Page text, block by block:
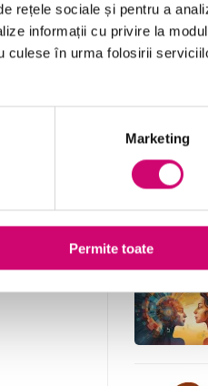
rețele sociale și pentru a
informații cu privire la
culese în urma folosirii
Marketing
Permite toate
Resurse
Serviciul
Vânzări și
Cursuri